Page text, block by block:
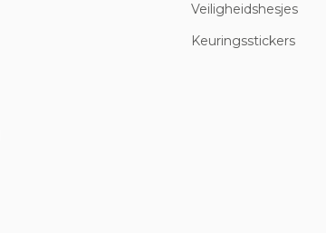
Veiligheidshesjes
Keuringsstickers